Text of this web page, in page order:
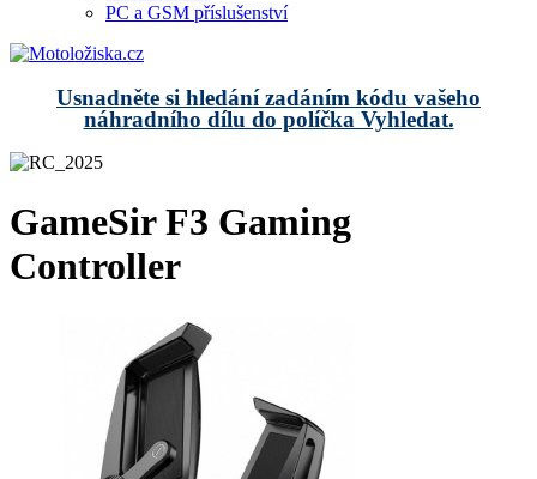
PC a GSM příslušenství
Usnadněte si hledání zadáním kódu vašeho
náhradního dílu do políčka Vyhledat.
GameSir F3 Gaming
Controller